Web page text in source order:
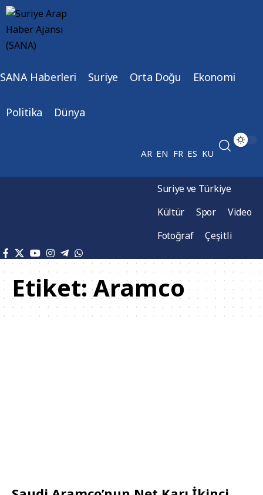
SANA Haberleri Suriye Orta Doğu Ekonomi
Politika Dünya
AR EN FR ES KU
Suriye ve Türkiye
Kültür
Spor
Video
Fotoğraf
Çeşitli
Etiket:Aramco